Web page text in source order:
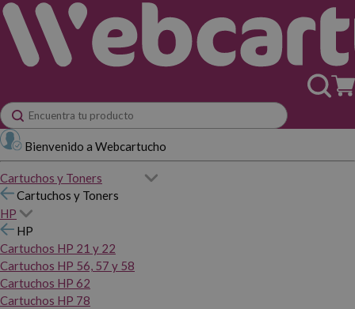
Bienvenido a Webcartucho
Cartuchos y Toners
Cartuchos y Toners
HP
HP
Cartuchos HP 21 y 22
Cartuchos HP 56, 57 y 58
Cartuchos HP 62
Cartuchos HP 78